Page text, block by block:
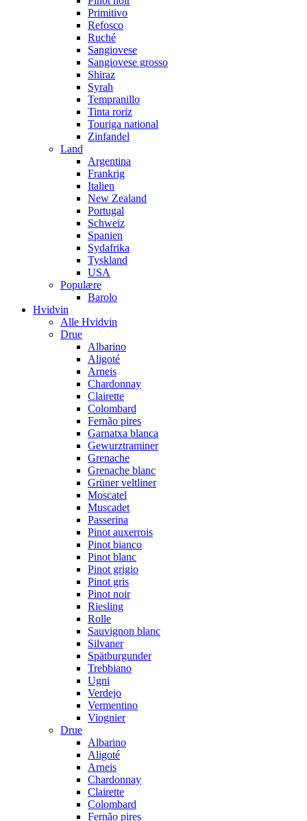
Primitivo
Refosco
Ruché
Sangiovese
Sangiovese grosso
Shiraz
Syrah
Tempranillo
Tinta roriz
Touriga national
Zinfandel
Land
Argentina
Frankrig
Italien
New Zealand
Portugal
Schweiz
Spanien
Sydafrika
Tyskland
USA
Populære
Barolo
Hvidvin
Alle Hvidvin
Drue
Albarino
Aligoté
Arneis
Chardonnay
Clairette
Colombard
Fernão pires
Garnatxa blanca
Gewurztraminer
Grenache
Grenache blanc
Grüner veltliner
Moscatel
Muscadet
Passerina
Pinot auxerrois
Pinot bianco
Pinot blanc
Pinot grigio
Pinot gris
Pinot noir
Riesling
Rolle
Sauvignon blanc
Silvaner
Spätburgunder
Trebbiano
Ugni
Verdejo
Vermentino
Viognier
Drue
Albarino
Aligoté
Arneis
Chardonnay
Clairette
Colombard
Fernão pires